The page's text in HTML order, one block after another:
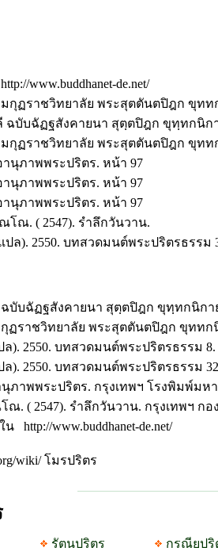
www.buddhanet-de.net/
กุฏราชวิทยาลัย พระสุตตันตปิฎก ขุทท
ฉบับฉัฏฐสังคายนา สุตฺตปิฎก ขุทฺทกนิ
กุฏราชวิทยาลัย พระสุตตันตปิฎก ขุทท
านุภาพพระปริตร. หน้า 97
านุภาพพระปริตร. หน้า 97
านุภาพพระปริตร. หน้า 97
โณ. ( 2547). รำลึกวันวาน.
ล). 2550. บทสวดมนต์พระปริตรธรรม
บับฉัฏฐสังคายนา สุตฺตปิฎก ขุทฺทกนิก
ฏราชวิทยาลัย พระสุตตันตปิฎก ขุททก
). 2550. บทสวดมนต์พระปริตรธรรม
). 2550. บทสวดมนต์พระปริตรธรรม
นุภาพพระปริตร. กรุงเทพฯ โรงพิมพ์ม
ณ. ( 2547). รำลึกวันวาน. กรุงเทพฯ ก
น http://www.buddhanet-de.net/
wiki/ โมรปริตร
รัตนปริตร กรณียปริ